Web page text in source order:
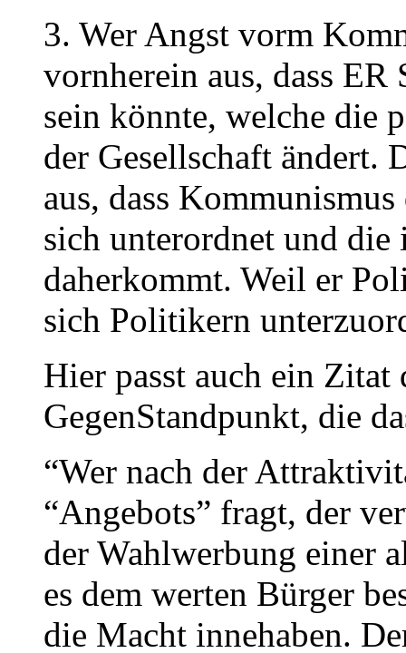
3. Wer Angst vorm
vornherein aus, dass
sein könnte, welche die
der Gesellschaft ändert.
aus, dass
sich unterordnet und
daherkommt. Weil er
sich Politikern
Hier passt auch ein
GegenStandpunkt, die
“Wer nach der
“Angebots” fragt, der
der Wahlwerbung einer
es dem werten Bürger
die Macht innehaben.